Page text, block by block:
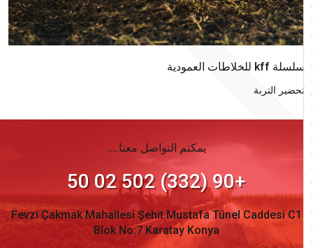
سلسلة kff للخلاطات العمودية
تحضير التربة
يمكنم التواصل معنا....
+90 (332) 502 02 50
Fevzi Çakmak Mahallesi Şehit Mustafa Tünel Caddesi C1
Blok No:7 Karatay Konya